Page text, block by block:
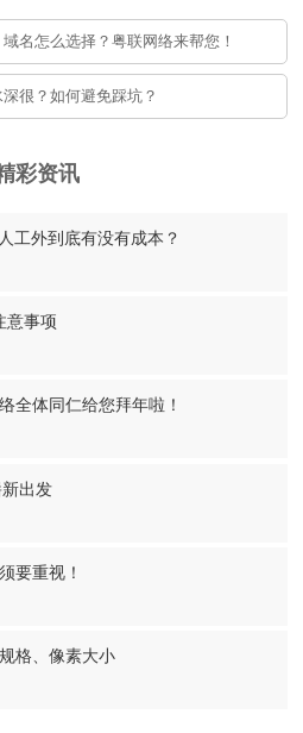
名怎么选择？粤联网络来帮您！
很？如何避免踩坑？
彩资讯
工外到底有没有成本？
意事项
全体同仁给您拜年啦！
出发
要重视！
格、像素大小